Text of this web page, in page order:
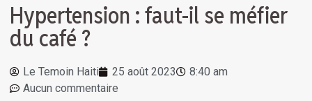
Hypertension : faut-il se méfier
du café ?
Le Temoin Haiti 25 août 2023
8:40 am
Aucun commentaire